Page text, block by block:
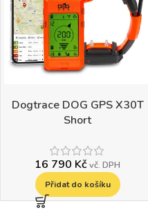
Dogtrace DOG GPS X30T
Short
16 790 Kč vč. DPH
Přidat do košíku